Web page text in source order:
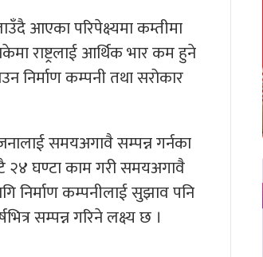
आएका परिपेक्ष्यमा कम्तीमा
राष्ट्रलाई आर्थिक भार कम हुने
निर्माण कम्पनी तथा सरोकार
समयअगावै सम्पन्न गर्नका
२४ घण्टा काम गरी समयअगावै
निर्माण कम्पनीलाई सुझाव पनि
सम्पन्न गरिने लक्ष्य छ ।